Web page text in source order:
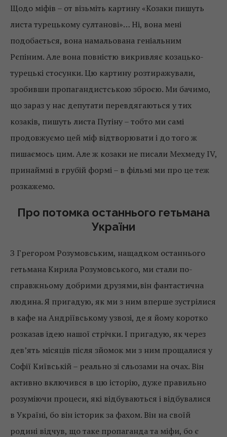
Щодо міфів – от візьміть картину «Козаки пишуть
листа турецькому султанові»… Ні, вона мені
подобається, вона намальована геніальним
Рєпіним. Але вона повністю викривляє козацько-
турецькі стосунки. Цю картину розтиражували,
зробивши пропагандистською зброєю. Ми бачимо,
що зараз у нас депутати перевдягаються у тих
козаків, пишуть листа Путіну – тобто ми самі
продовжуємо цей міф відтворювати і до того ж
пишаємось цим. Але ж козаки не писали Мехмеду IV,
принаймні в грубій формі – в фільмі ми про це теж
розкажемо.
Про потомка останнього гетьмана
України
З Грегором Розумовським, нащадком останнього
гетьмана Кирила Розумовського, ми стали по-
справжньому добрими друзями,він фантастична
людина. Я пригадую, як ми з ним вперше зустрілися
в кафе на Андріївському узвозі, де я йому коротко
розказав ідею нашої стрічки. І пригадую, як через
дев’ять місяців після зйомок ми з ним прощалися у
Софії Київській – реально зі сльозами на очах. Він
активно включився в цю історію, дуже правильно
розуміючи процеси, які відбуваються і відбувалися
в Україні, бо він історик за фахом. Він на своїй
родині відчув, що таке пропаганда та міфи, бо є